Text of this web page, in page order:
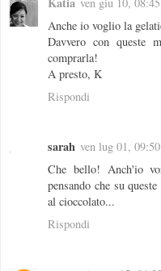
ven giu 10,
Anche io voglio la
Davvero con queste
comprarla!
A presto, K
Rispondi
sarah ven lug 01,
Che bello! Anch'io
pensando che su
al cioccolato...
Rispondi